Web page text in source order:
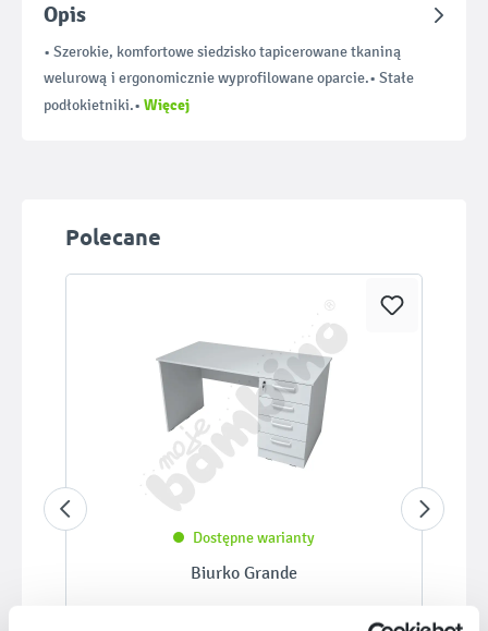
Opis
• Szerokie, komfortowe siedzisko tapicerowane tkaniną
welurową i ergonomicznie wyprofilowane oparcie.• Stałe
podłokietniki.• Więcej
Pomiń galerię produktów
Polecane
Dostępne warianty
Biurko Grande